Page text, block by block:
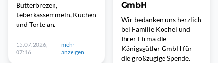
Butterbrezen,
Leberkässemmeln, Kuchen
und Torte an.
15.07.2026,
07:16
mehr
anzeigen
GmbH
Wir bedanken uns herzlich
bei Familie Köchel und
Ihrer Firma die
Königsgütler GmbH für
die großzügige Spende.